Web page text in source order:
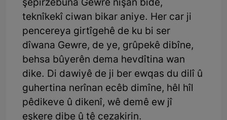
şepirzebûna Gewre nîşan bide,
teknîkekî ciwan bikar aniye. Her car ji
pencereya girtîgehê de ku bi ser
dîwana Gewre, de ye, grûpekê dibîne,
behsa bûyerên dema hevdîtina wan
dike. Di dawiyê de ji ber ewqas du dilî û
guhertina nerînan ecêb dimîne, hêl hîl
pêdikeve û dikenî, wê demê ew jî
eşkere dibe û tê cezakirin.